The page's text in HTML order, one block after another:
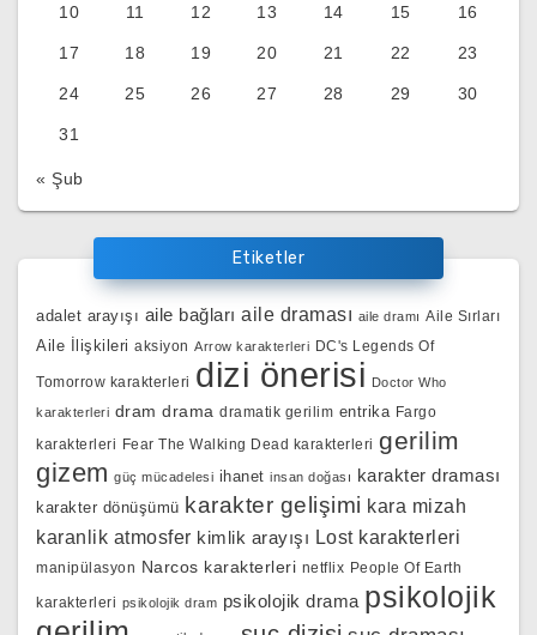
10 11 12 13 14 15 16
17 18 19 20 21 22 23
24 25 26 27 28 29 30
31
« Şub
Etiketler
adalet arayışı aile bağları aile draması aile dramı Aile Sırları
Aile İlişkileri aksiyon Arrow karakterleri DC's Legends Of
Tomorrow karakterleri dizi önerisi Doctor Who
karakterleri dram drama dramatik gerilim entrika Fargo
karakterleri Fear The Walking Dead karakterleri gerilim
gizem güç mücadelesi ihanet insan doğası karakter draması
karakter dönüşümü karakter gelişimi kara mizah
karanlik atmosfer kimlik arayışı Lost karakterleri
manipülasyon Narcos karakterleri netflix People Of Earth
karakterleri psikolojik dram psikolojik drama psikolojik